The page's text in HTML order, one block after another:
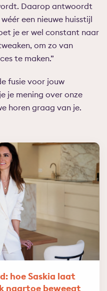
Daarop antwoordt
een nieuwe huisstijl
je er wel constant naar
om zo van
te maken.”
fusie voor jouw
je mening over onze
horen graag van je.
hoe Saskia laat
naartoe beweegt